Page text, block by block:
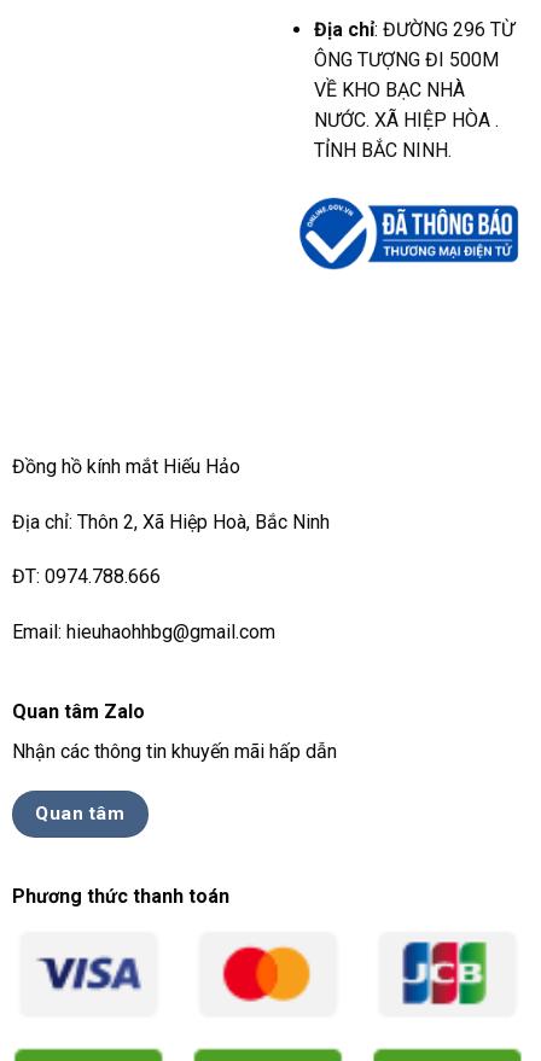
Địa chỉ: ĐƯỜNG 296 TỪ
ÔNG TƯỢNG ĐI 500M
VỀ KHO BẠC NHÀ
NƯỚC. XÃ HIỆP HÒA .
TỈNH BẮC NINH.
Đồng hồ kính mắt Hiếu Hảo
Địa chỉ: Thôn 2, Xã Hiệp Hoà, Bắc Ninh
ĐT: 0974.788.666
Email: hieuhaohhbg@gmail.com
Quan tâm Zalo
Nhận các thông tin khuyến mãi hấp dẫn
Quan tâm
Phương thức thanh toán